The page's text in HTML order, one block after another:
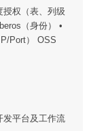
授权（表、列级
（身份） •
Port） OSS
发平台及工作流